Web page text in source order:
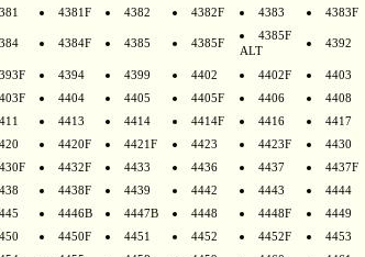
4381F 4382 4382F 4383 4383F
4384F 4385 4385F
4385F
ALT
4392
4394 4399 4402 4402F
4403
4404 4405 4405F 4406
4408
4413 4414 4414F 4416
4417
4420F 4421F 4423 4423F
4430
4432F 4433 4436 4437
4437F
4438F 4439 4442 4443
4444
4446B 4447B 4448 4448F
4449
4450F 4451 4452 4452F
4453